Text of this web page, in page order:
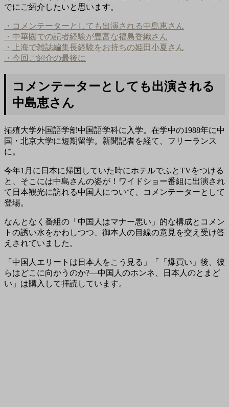
でにご紹介したいと思います。
・コメンテーターとしても出演される中島恵さん
・中華圏での記者経験が豊富な福島香織さん
・上海で雑誌編集長経験をお持ちの姫田小夏さん
・今回ご紹介の最後に
コメンテーターとしても出演される
中島恵さん
拓殖大学外国語学部中国語学科に入学。在学中の1988年に中
国・北京大学に短期留学。新聞記者を経て、フリーランス
に。
今年1月に日本に帰国していた時にホテルでふとTVをつける
と、そこには中島さんの姿が！ワイドショー番組に出演され
て日本観光に訪れる中国人について、コメンテーターとして
登場。
なんとなく番組の「中国人はマナー悪い」的な構成とコメン
トの誘い水をかわしつつ、御本人の目線の意見を交え受け答
えされていました。
「中国人エリートは日本人をこう見る」「「爆買い」後、彼
らはどこに向かうのか?―中国人のホンネ、日本人のとまど
い」は購入して拝読しています。